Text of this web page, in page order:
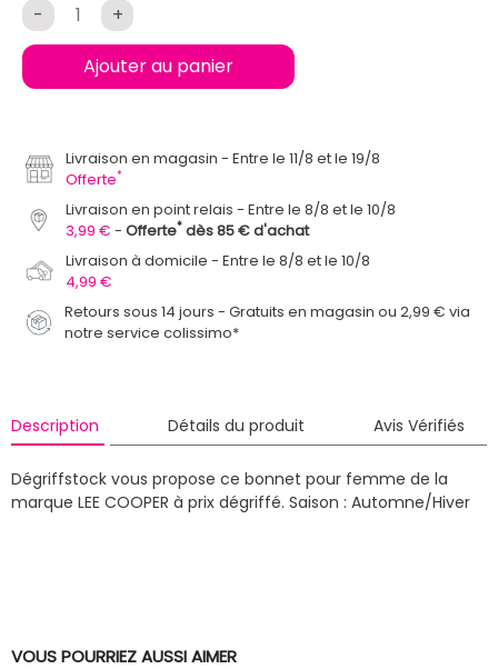
- +
Ajouter au panier
Livraison en magasin
Entre le 11/8 et le 19/8
Offerte*
Livraison en point relais
Entre le 8/8 et le 10/8
3,99 €
Offerte* dès 85 € d'achat
Livraison à domicile
Entre le 8/8 et le 10/8
4,99 €
Retours sous 14 jours - Gratuits en magasin ou 2,99 € via
notre service colissimo*
Description Détails du produit Avis Vérifiés
Dégriffstock vous propose ce bonnet pour femme de la
marque LEE COOPER à prix dégriffé. Saison : Automne/Hiver
VOUS POURRIEZ AUSSI AIMER